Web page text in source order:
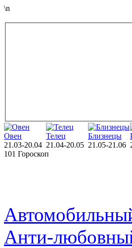
\n
Овен
21.03-20.04
Телец
21.04-20.05
Близнецы
21.05-21.06
101 Гороскоп
Анти-